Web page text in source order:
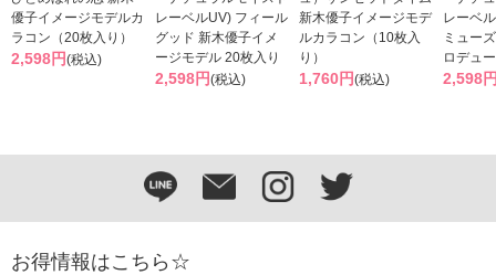
優子イメージモデルカ
ラコン（20枚入り）
2,598円(税込)
レーベルUV) フィール
グッド 新木優子イメ
ージモデル 20枚入り
2,598円(税込)
新木優子イメージモデ
ルカラコン（10枚入
り）
1,760円(税込)
レーベ
ミュー
ロデュ
2,598
お得情報はこちら☆